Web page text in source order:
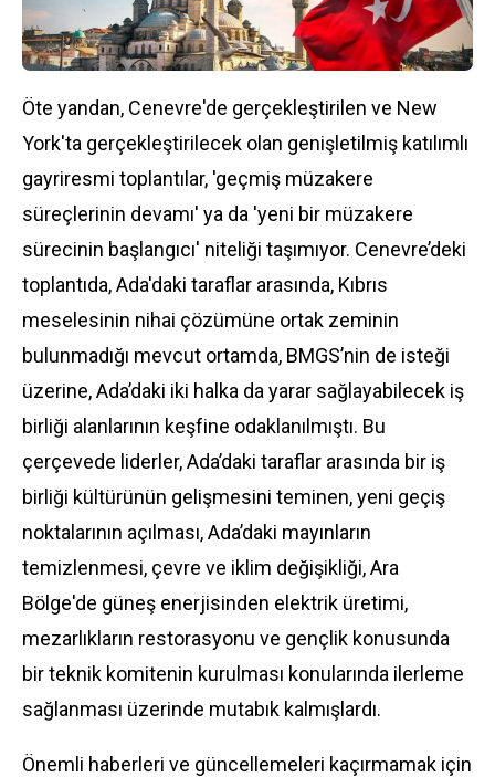
Öte yandan, Cenevre'de gerçekleştirilen ve New
York'ta gerçekleştirilecek olan genişletilmiş katılımlı
gayriresmi toplantılar, 'geçmiş müzakere
süreçlerinin devamı' ya da 'yeni bir müzakere
sürecinin başlangıcı' niteliği taşımıyor. Cenevre’deki
toplantıda, Ada'daki taraflar arasında, Kıbrıs
meselesinin nihai çözümüne ortak zeminin
bulunmadığı mevcut ortamda, BMGS’nin de isteği
üzerine, Ada’daki iki halka da yarar sağlayabilecek iş
birliği alanlarının keşfine odaklanılmıştı. Bu
çerçevede liderler, Ada’daki taraflar arasında bir iş
birliği kültürünün gelişmesini teminen, yeni geçiş
noktalarının açılması, Ada’daki mayınların
temizlenmesi, çevre ve iklim değişikliği, Ara
Bölge'de güneş enerjisinden elektrik üretimi,
mezarlıkların restorasyonu ve gençlik konusunda
bir teknik komitenin kurulması konularında ilerleme
sağlanması üzerinde mutabık kalmışlardı.
Önemli haberleri ve güncellemeleri kaçırmamak için